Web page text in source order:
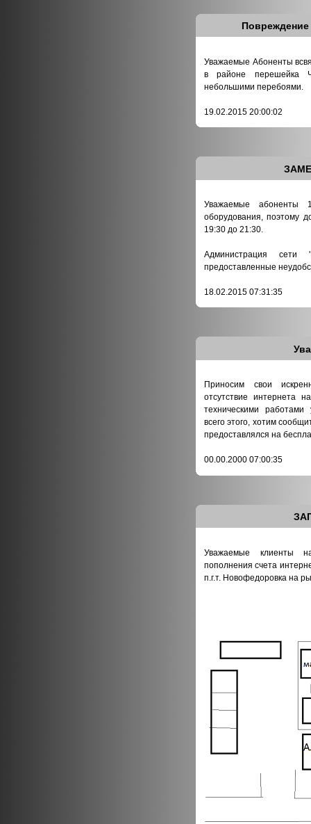
Повреждение
Уважаемые Абоненты
в районе перешейка
небольшими перебоями.
19.02.2015 20:00:02
Уважаемые абоненты
оборудования, поэтому
19:30 до 21:30.
Администрация сети
предоставленные
18.02.2015 07:31:35
Приносим свои
отсутствие интернета
техническими
всего этого, хотим
предоставлялся на
00.00.2000 07:00:35
Уважаемые клиенты
пополнения счета
п.г.т. Новофедоровка на